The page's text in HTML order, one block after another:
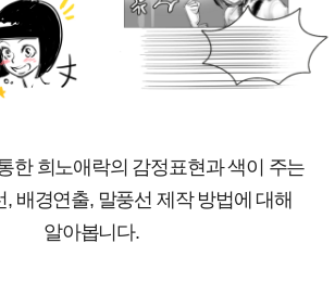
한 희노애락의 감정표현과 색이 주는
, 배경연출, 말풍선 제작 방법에 대해
알아봅니다.